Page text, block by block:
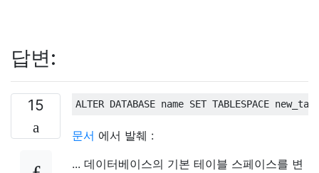
답변:
15 ALTER DATABASE name SET TABLESPACE
문서 에서 발췌 :
... 데이터베이스의 기본 테이블 스페이스를 변